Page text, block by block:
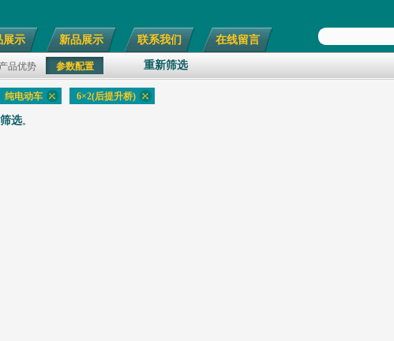
展示 新品展示 联系我们 在线留言
产品优势 参数配置 重新筛选
纯电动车 6×2(后提升桥)
选。